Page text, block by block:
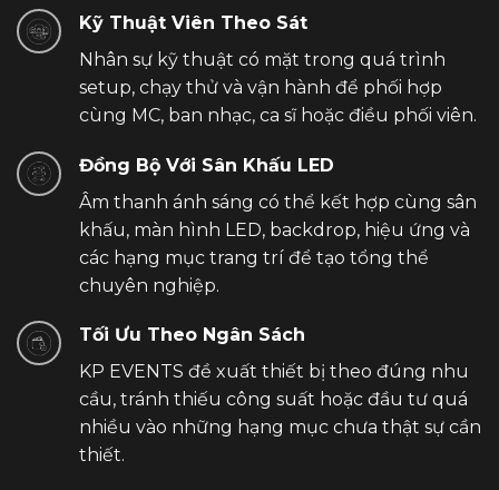
Kỹ Thuật Viên Theo Sát
Nhân sự kỹ thuật có mặt trong quá trình
setup, chạy thử và vận hành để phối hợp
cùng MC, ban nhạc, ca sĩ hoặc điều phối viên.
Đồng Bộ Với Sân Khấu LED
Âm thanh ánh sáng có thể kết hợp cùng sân
khấu, màn hình LED, backdrop, hiệu ứng và
các hạng mục trang trí để tạo tổng thể
chuyên nghiệp.
Tối Ưu Theo Ngân Sách
KP EVENTS đề xuất thiết bị theo đúng nhu
cầu, tránh thiếu công suất hoặc đầu tư quá
nhiều vào những hạng mục chưa thật sự cần
thiết.